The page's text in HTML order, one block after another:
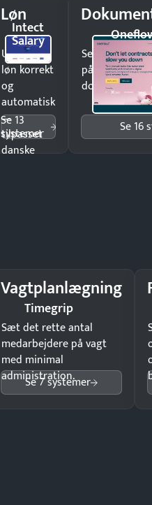
Løn
Intect
Salary
Udbetal
løn korrekt
og
automatisk
—
tilpasset
danske
Se 13
systemer
Send
på minutter
dokumenter.
Se 16
Vagtplanlægning
Timegrip
Sæt det rette antal
medarbejdere på vagt
med minimal
administration.
Se 7 systemer